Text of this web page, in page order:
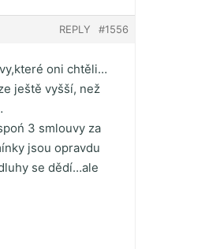
#1556
REPLY
oni chtěli…
ještě vyšší, než
3 smlouvy za
jsou opravdu
se dědí…ale